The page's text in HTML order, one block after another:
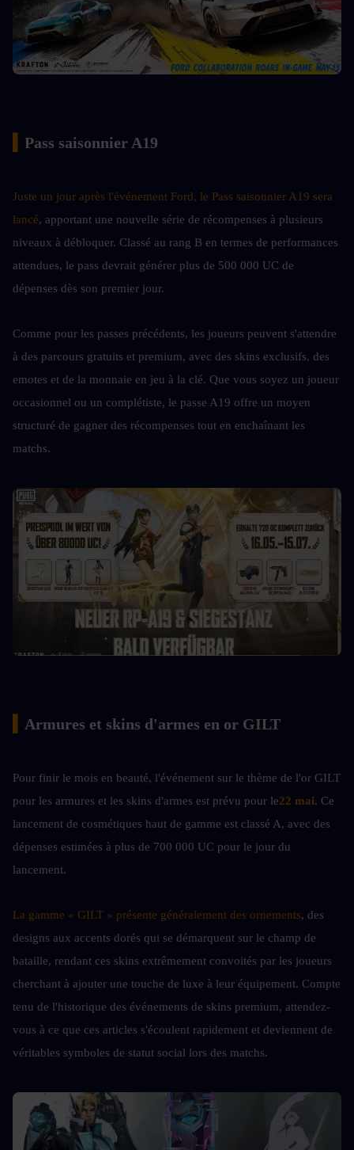
Pass saisonnier A19
Juste un jour après l'événement Ford, le Pass saisonnier A19 sera
lancé, apportant une nouvelle série de récompenses à plusieurs
niveaux à débloquer. Classé au rang B en termes de performances
attendues, le pass devrait générer plus de 500 000 UC de
dépenses dès son premier jour.
Comme pour les passes précédents, les joueurs peuvent s'attendre
à des parcours gratuits et premium, avec des skins exclusifs, des
emotes et de la monnaie en jeu à la clé. Que vous soyez un joueur
occasionnel ou un complétiste, le passe A19 offre un moyen
structuré de gagner des récompenses tout en enchaînant les
matchs.
Armures et skins d'armes en or GILT
Pour finir le mois en beauté, l'événement sur le thème de l'or GILT
pour les armures et les skins d'armes est prévu pour le22 mai. Ce
lancement de cosmétiques haut de gamme est classé A, avec des
dépenses estimées à plus de 700 000 UC pour le jour du
lancement.
La gamme « GILT » présente généralement des ornements, des
designs aux accents dorés qui se démarquent sur le champ de
bataille, rendant ces skins extrêmement convoités par les joueurs
cherchant à ajouter une touche de luxe à leur équipement. Compte
tenu de l'historique des événements de skins premium, attendez-
vous à ce que ces articles s'écoulent rapidement et deviennent de
véritables symboles de statut social lors des matchs.